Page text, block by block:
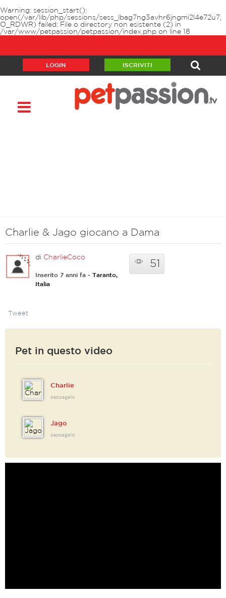
Warning: session_start():
open(/var/lib/php/sessions/sess_lbag7ng3avhr6jngmi2l4e72u7,
O_RDWR) failed: File o directory non esistente (2) in
/var/www/petpassion/petpassion/index.php on line 18
LOGIN ISCRIVITI
Charlie & Jago giocano a Dama
di CharlieCoco
Inserito 7 anni fa - Taranto,
Italia
51
Tweet
Pet in questo video
Charlie
pappagallo
Jago
pappagallo